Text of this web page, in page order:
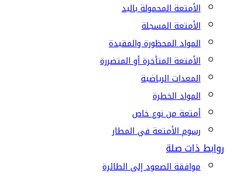
الأمتعة المحمولة باليد
الأمتعة المسجلة
المواد المحظورة والمقيدة
الأمتعة المتأخرة أو المتضررة
المعدات الرياضية
المواد الخطرة
أمتعة من نوع خاص
رسوم الأمتعة في المطار
روابط ذات صلة
موافقة الصعود إلى الطائرة